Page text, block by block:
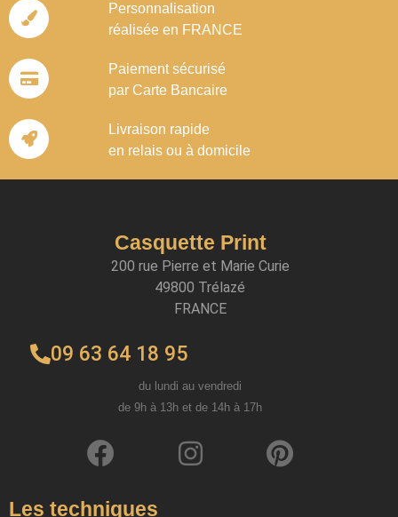
Personnalisation
réalisée en FRANCE
Paiement sécurisé
par Carte Bancaire
Livraison rapide
en relais ou à domicile
Casquette Print
200 rue Pierre et Marie Curie
49800 Trélazé
FRANCE
09 63 64 18 95
du lundi au vendredi
de 9h à 13h et de 14h à 17h
Les techniques